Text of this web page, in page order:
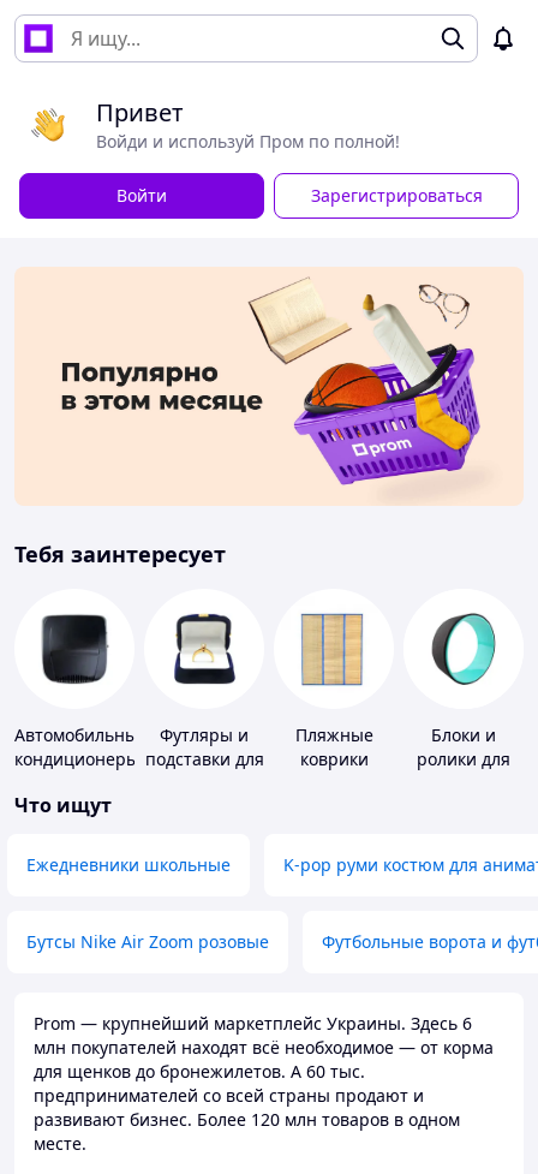
Привет
Войди и используй Пром по полной!
Войти Зарегистрироваться
Тебя заинтересует
Автомобильные
кондиционеры
Футляры и
подставки для
Пляжные
коврики
Блоки и
ролики для
Что ищут
Ежедневники школьные K-pop руми костюм для
Бутсы Nike Air Zoom розовые Футбольные ворота и
Prom — крупнейший маркетплейс Украины. Здесь 6
млн покупателей находят всё необходимое — от корма
для щенков до бронежилетов. А 60 тыс.
предпринимателей со всей страны продают и
развивают бизнес. Более 120 млн товаров в одном
месте.